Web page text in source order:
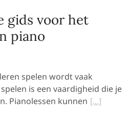
gids voor het
piano
spelen wordt vaak
is een vaardigheid die je
Pianolessen kunnen